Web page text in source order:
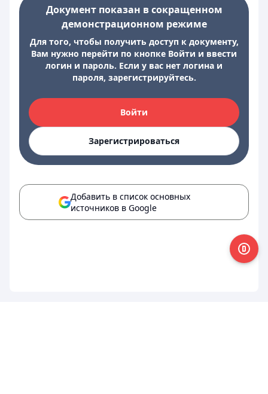
Документ показан в сокращенном
демонстрационном режиме
Для того, чтобы получить доступ к документу,
Вам нужно перейти по кнопке Войти и ввести
логин и пароль. Если у вас нет логина и
пароля, зарегистрируйтесь.
Войти
Зарегистрироваться
Добавить в список основных
источников в Google